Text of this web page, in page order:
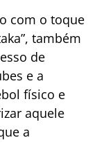
com o toque
também
de
e a
físico e
aquele
a